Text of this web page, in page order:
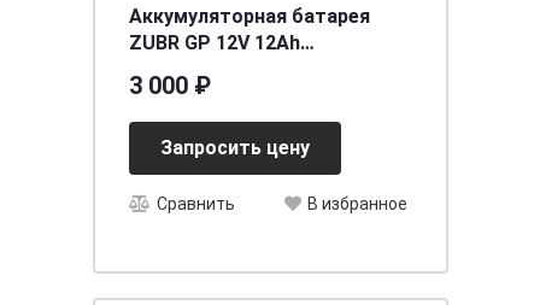
Аккумуляторная батарея
ZUBR GP 12V 12Ah
3 000 ₽
Запросить цену
Сравнить В избранное